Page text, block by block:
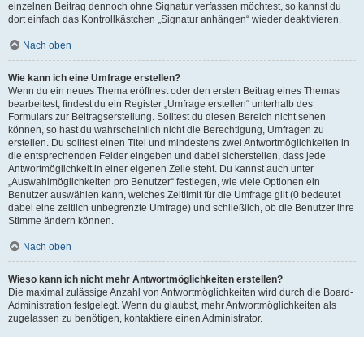
einzelnen Beitrag dennoch ohne Signatur verfassen möchtest, so kannst du
dort einfach das Kontrollkästchen „Signatur anhängen“ wieder deaktivieren.
Nach oben
Wie kann ich eine Umfrage erstellen?
Wenn du ein neues Thema eröffnest oder den ersten Beitrag eines Themas
bearbeitest, findest du ein Register „Umfrage erstellen“ unterhalb des
Formulars zur Beitragserstellung. Solltest du diesen Bereich nicht sehen
können, so hast du wahrscheinlich nicht die Berechtigung, Umfragen zu
erstellen. Du solltest einen Titel und mindestens zwei Antwortmöglichkeiten in
die entsprechenden Felder eingeben und dabei sicherstellen, dass jede
Antwortmöglichkeit in einer eigenen Zeile steht. Du kannst auch unter
„Auswahlmöglichkeiten pro Benutzer“ festlegen, wie viele Optionen ein
Benutzer auswählen kann, welches Zeitlimit für die Umfrage gilt (0 bedeutet
dabei eine zeitlich unbegrenzte Umfrage) und schließlich, ob die Benutzer ihre
Stimme ändern können.
Nach oben
Wieso kann ich nicht mehr Antwortmöglichkeiten erstellen?
Die maximal zulässige Anzahl von Antwortmöglichkeiten wird durch die Board-
Administration festgelegt. Wenn du glaubst, mehr Antwortmöglichkeiten als
zugelassen zu benötigen, kontaktiere einen Administrator.